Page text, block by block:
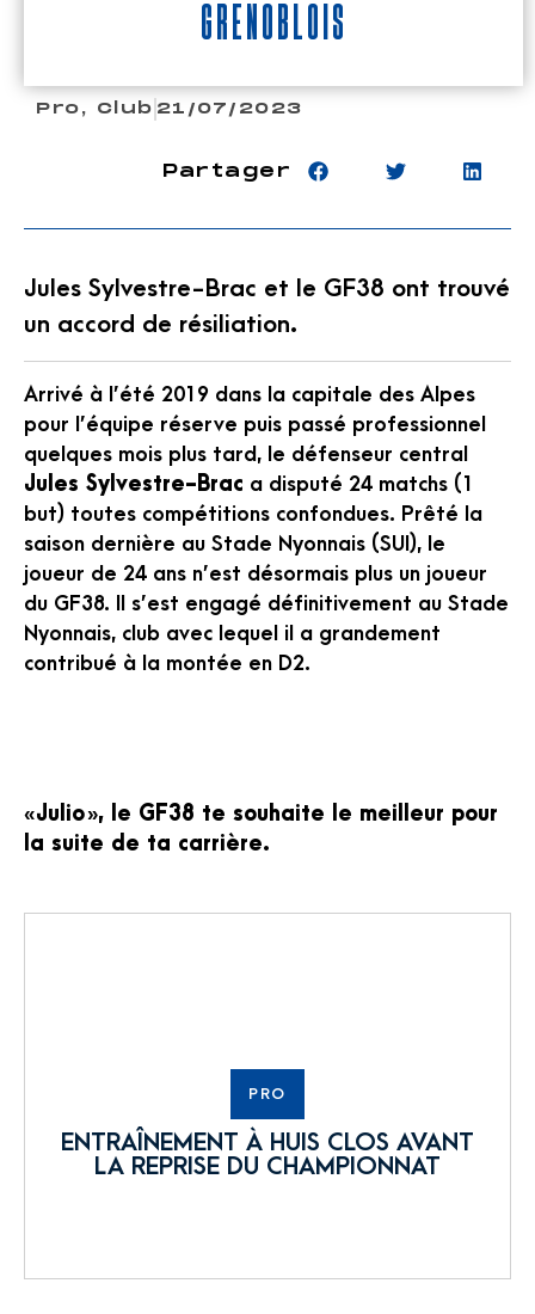
Grenoblois
Pro, Club 21/07/2023
Partager
Jules Sylvestre-Brac et le GF38 ont trouvé
un accord de résiliation.
Arrivé à l’été 2019 dans la capitale des Alpes
pour l’équipe réserve puis passé professionnel
quelques mois plus tard, le défenseur central
Jules Sylvestre-Brac a disputé 24 matchs (1
but) toutes compétitions confondues. Prêté la
saison dernière au Stade Nyonnais (SUI), le
joueur de 24 ans n’est désormais plus un joueur
du GF38. Il s’est engagé définitivement au Stade
Nyonnais, club avec lequel il a grandement
contribué à la montée en D2.
« Julio », le GF38 te souhaite le meilleur pour
la suite de ta carrière.
PRO
ENTRAÎNEMENT À HUIS CLOS AVANT
LA REPRISE DU CHAMPIONNAT